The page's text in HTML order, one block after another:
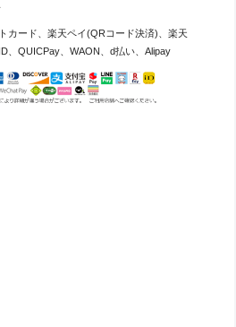
カード、楽天ペイ(QRコード決済)、楽天
、QUICPay、WAON、d払い、Alipay